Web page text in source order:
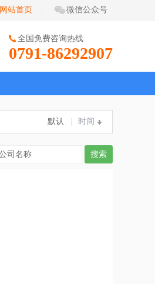
网站首页 微信公众号
全国免费咨询热线
0791-86292907
默认 时间